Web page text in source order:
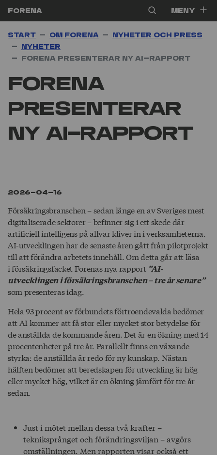
Forena Meny
Start Om Forena
Nyheter och press
Nyheter
Forena presenterar ny AI-rapport
Forena
presenterar
ny AI-rapport
2026-04-16
Försäkringsbranschen – sedan länge en av Sveriges mest
digitaliserade sektorer – befinner sig i ett skede där
artificiell intelligens på allvar kliver in i verksamheterna.
AI-utvecklingen har de senaste åren gått från pilotprojekt
till att förändra arbetets innehåll. Om detta går att läsa
i försäkringsfacket Forenas nya rapport ”AI-
utvecklingen i försäkringsbranschen – tre år senare”
som presenteras idag.
Hela 93 procent av förbundets förtroendevalda bedömer
att AI kommer att få stor eller mycket stor betydelse för
de anställda de kommande åren. Det är en ökning med 14
procentenheter på tre år. Parallellt finns en växande
styrka: de anställda är redo för ny kunskap. Nästan
hälften bedömer att beredskapen för utveckling är hög
eller mycket hög, vilket är en ökning jämfört för tre år
sedan.
Just i mötet mellan dessa två krafter –
tekniksprånget och förändringsviljan – avgörs
omställningen. Men rapporten visar också ett